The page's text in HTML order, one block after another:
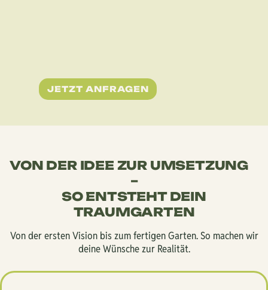
JETZT ANFRAGEN
VON DER IDEE ZUR UMSETZUNG
–
SO ENTSTEHT DEIN
TRAUMGARTEN
Von der ersten Vision bis zum fertigen Garten. So machen wir
deine Wünsche zur Realität.